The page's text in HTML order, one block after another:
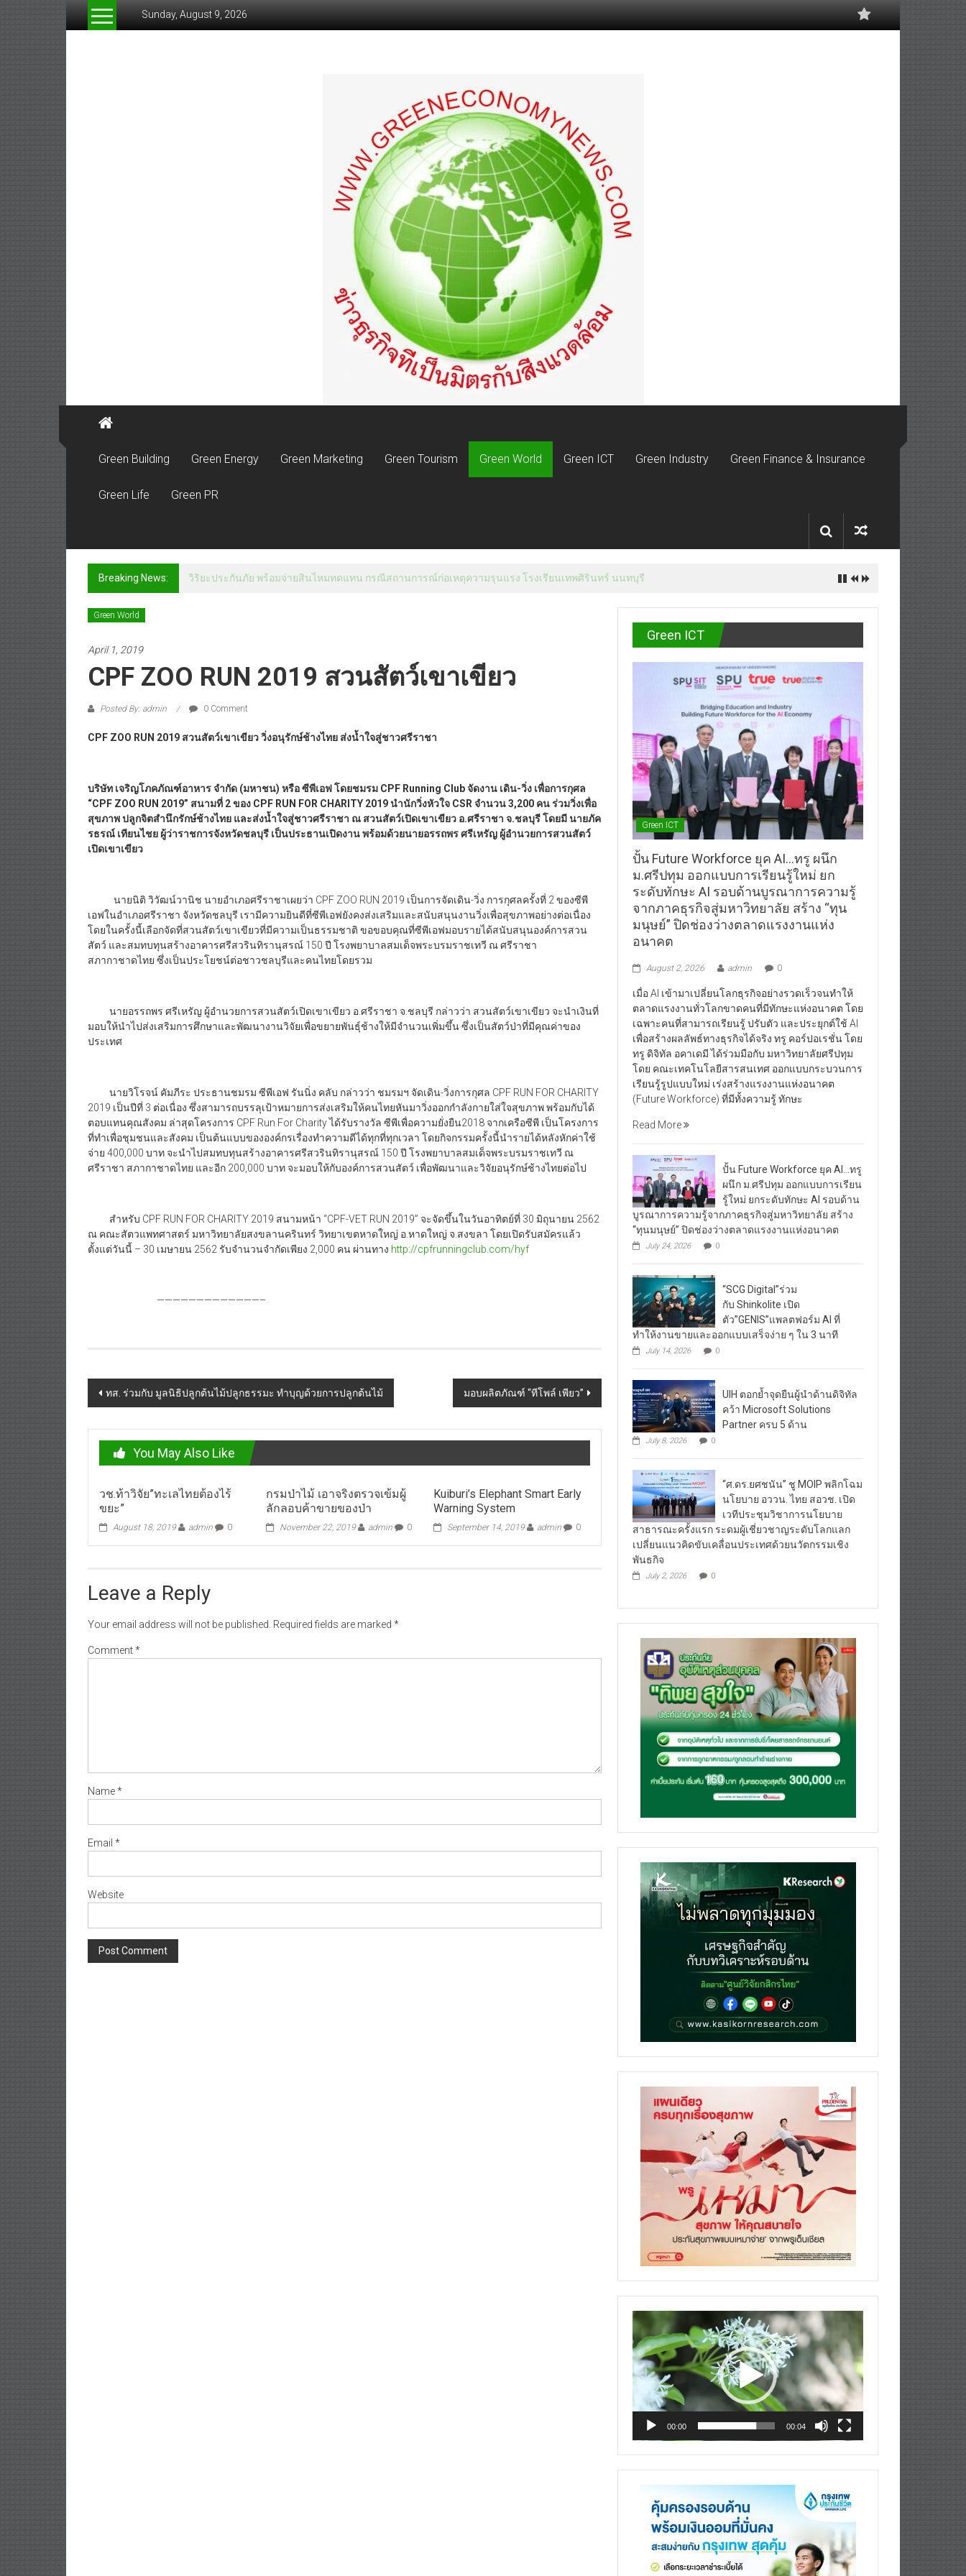
Sunday, August 9, 2026
Green Building Green Energy Green Marketing Green Tourism Green World Green ICT Green Industry Green Finance & Insurance
Green Life Green PR
Breaking News: วิริยะประกันภัย พร้อมจ่ายสินไหมทดแทน กรณีสถานการณ์ก่อเหตุความรุนแรง โรงเรียนเทพศิรินทร์ นนทบุรี
Green World
April 1, 2019
CPF ZOO RUN 2019 สวนสัตว์เขาเขียว
Posted By: admin 0 Comment
CPF ZOO RUN 2019 สวนสัตว์เขาเขียว วิ่งอนุรักษ์ช้างไทย ส่งน้ำใจสู่ชาวศรีราชา
บริษัท เจริญโภคภัณฑ์อาหาร จำกัด (มหาชน) หรือ ซีพีเอฟ โดยชมรม CPF Running Club จัดงาน เดิน-วิ่ง เพื่อการกุศล
“CPF ZOO RUN 2019” สนามที่ 2 ของ CPF RUN FOR CHARITY 2019 นำนักวิ่งหัวใจ CSR จำนวน 3,200 คน ร่วมวิ่งเพื่อ
สุขภาพ ปลูกจิตสำนึกรักษ์ช้างไทย และส่งน้ำใจสู่ชาวศรีราชา ณ สวนสัตว์เปิดเขาเขียว อ.ศรีราชา จ.ชลบุรี โดยมี นายภัค
รธรณ์ เทียนไชย ผู้ว่าราชการจังหวัดชลบุรี เป็นประธานเปิดงาน พร้อมด้วยนายอรรถพร ศรีเหรัญ ผู้อำนวยการสวนสัตว์
เปิดเขาเขียว
นายนิติ วิวัฒน์วานิช นายอำเภอศรีราชาเผยว่า CPF ZOO RUN 2019 เป็นการจัดเดิน-วิ่ง การกุศลครั้งที่ 2 ของซีพี
เอฟในอำเภอศรีราชา จังหวัดชลบุรี เรามีความยินดีที่ซีพีเอฟยังคงส่งเสริมและสนับสนุนงานวิ่งเพื่อสุขภาพอย่างต่อเนื่อง
โดยในครั้งนี้เลือกจัดที่สวนสัตว์เขาเขียวที่มีความเป็นธรรมชาติ ขอขอบคุณที่ซีพีเอฟมอบรายได้สนับสนุนองค์การสวน
สัตว์ และสมทบทุนสร้างอาคารศรีสวรินทิรานุสรณ์ 150 ปี โรงพยาบาลสมเด็จพระบรมราชเทวี ณ ศรีราชา
สภากาชาดไทย ซึ่งเป็นประโยชน์ต่อชาวชลบุรีและคนไทยโดยรวม
นายอรรถพร ศรีเหรัญ ผู้อำนวยการสวนสัตว์เปิดเขาเขียว อ.ศรีราชา จ.ชลบุรี กล่าวว่า สวนสัตว์เขาเขียว จะนำเงินที่
มอบให้นำไปส่งเสริมการศึกษาและพัฒนางานวิจัยเพื่อขยายพันธุ์ช้างให้มีจำนวนเพิ่มขึ้น ซึ่งเป็นสัตว์ป่าที่มีคุณค่าของ
ประเทศ
นายวิโรจน์ คัมภีระ ประธานชมรม ซีพีเอฟ รันนิ่ง คลับ กล่าวว่า ชมรมฯ จัดเดิน-วิ่งการกุศล CPF RUN FOR CHARITY
2019 เป็นปีที่ 3 ต่อเนื่อง ซึ่งสามารถบรรลุเป้าหมายการส่งเสริมให้คนไทยหันมาวิ่งออกกำลังกายใส่ใจสุขภาพ พร้อมกับได้
ตอบแทนคุณสังคม ล่าสุดโครงการ CPF Run For Charity ได้รับรางวัล ซีพีเพื่อความยั่งยืน2018 จากเครือซีพี เป็นโครงการ
ที่ทำเพื่อชุมชนและสังคม เป็นต้นแบบขององค์กรเรื่องทำความดีได้ทุกที่ทุกเวลา โดยกิจกรรมครั้งนี้นำรายได้หลังหักค่าใช้
จ่าย 400,000 บาท จะนำไปสมทบทุนสร้างอาคารศรีสวรินทิรานุสรณ์ 150 ปี โรงพยาบาลสมเด็จพระบรมราชเทวี ณ
ศรีราชา สภากาชาดไทย และอีก 200,000 บาท จะมอบให้กับองค์การสวนสัตว์ เพื่อพัฒนาและวิจัยอนุรักษ์ช้างไทยต่อไป
สำหรับ CPF RUN FOR CHARITY 2019 สนามหน้า “CPF-VET RUN 2019” จะจัดขึ้นในวันอาทิตย์ที่ 30 มิถุนายน 2562
ณ คณะสัตวแพทศาสตร์ มหาวิทยาลัยสงขลานครินทร์ วิทยาเขตหาดใหญ่ อ.หาดใหญ่ จ.สงขลา โดยเปิดรับสมัครแล้ว
ตั้งแต่วันนี้ – 30 เมษายน 2562 รับจำนวนจำกัดเพียง 2,000 คน ผ่านทาง http://cpfrunningclub.com/hyf
—————————————–
Post
ทส. ร่วมกับ มูลนิธิปลูกต้นไม้ปลูกธรรมะ ทำบุญด้วยการปลูกต้นไม้ มอบผลิตภัณฑ์ “ทีโพล์ เพียว”
You May Also Like
วช.ท้าวิจัย”ทะเลไทยต้องไร้
ขยะ”
August 18, 2019 admin 0
กรมป่าไม้ เอาจริงตรวจเข้มผู้
ลักลอบค้าขายของป่า
November 22, 2019 admin 0
Kuiburi’s Elephant Smart Early
Warning System
September 14, 2019 admin 0
Leave a Reply
Your email address will not be published. Required fields are marked *
Comment*
Name*
Email *
Website
Green ICT
Green ICT
ปั้น Future Workforce ยุค AI…ทรู ผนึก
ม.ศรีปทุม ออกแบบการเรียนรู้ใหม่ ยก
ระดับทักษะ AI รอบด้านบูรณาการความรู้
จากภาคธุรกิจสู่มหาวิทยาลัย สร้าง “ทุน
มนุษย์” ปิดช่องว่างตลาดแรงงานแห่ง
อนาคต
August 2, 2026 admin 0
เมื่อ AI เข้ามาเปลี่ยนโลกธุรกิจอย่างรวดเร็วจนทำให้
ตลาดแรงงานทั่วโลกขาดคนที่มีทักษะแห่งอนาคต โดย
เฉพาะคนที่สามารถเรียนรู้ ปรับตัว และประยุกต์ใช้ AI
เพื่อสร้างผลลัพธ์ทางธุรกิจได้จริง ทรู คอร์ปอเรชั่น โดย
ทรู ดิจิทัล อคาเดมี ได้ร่วมมือกับ มหาวิทยาลัยศรีปทุม
โดย คณะเทคโนโลยีสารสนเทศ ออกแบบกระบวนการ
เรียนรู้รูปแบบใหม่ เร่งสร้างแรงงานแห่งอนาคต
(Future Workforce) ที่มีทั้งความรู้ ทักษะ
Read More
ปั้น Future Workforce ยุค AI…ทรู
ผนึก ม.ศรีปทุม ออกแบบการเรียน
รู้ใหม่ ยกระดับทักษะ AI รอบด้าน
บูรณาการความรู้จากภาคธุรกิจสู่มหาวิทยาลัย สร้าง
“ทุนมนุษย์” ปิดช่องว่างตลาดแรงงานแห่งอนาคต
July 24, 2026 0
“SCG Digital”ร่วม
กับ Shinkolite เปิด
ตัว”GENIS”แพลตฟอร์ม AI ที่
ทำให้งานขายและออกแบบเสร็จง่าย ๆ ใน 3 นาที
July 14, 2026 0
UIH ตอกย้ำจุดยืนผู้นำด้านดิจิทัล
คว้า Microsoft Solutions
Partner ครบ 5 ด้าน
July 8, 2026 0
“ศ.ดร.ยศชนัน” ชู MOIP พลิกโฉม
นโยบาย อววน. ไทย สอวช. เปิด
เวทีประชุมวิชาการนโยบาย
สาธารณะครั้งแรก ระดมผู้เชี่ยวชาญระดับโลกแลก
เปลี่ยนแนวคิดขับเคลื่อนประเทศด้วยนวัตกรรมเชิง
พันธกิจ
July 2, 2026 0
Video
Player
00:00 00:04